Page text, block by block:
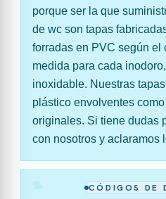
porque ser la que
de wc son tapas
forradas en PVC según el
medida para cada
inoxidable. Nuestras
plástico envolventes
originales. Si tiene dudas
con nosotros y aclaramos
CÓDIGOS DE